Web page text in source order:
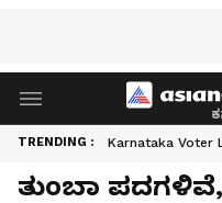
TRENDING : Karnataka Voter
ತುಂಬಾ